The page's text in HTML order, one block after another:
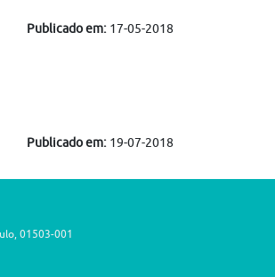
Publicado em:17-05-2018
Publicado em:19-07-2018
01503-001